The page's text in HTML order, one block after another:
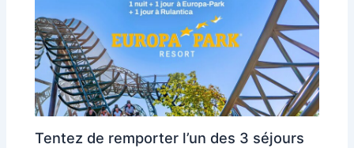
Tentez de remporter l’un des 3 séjours